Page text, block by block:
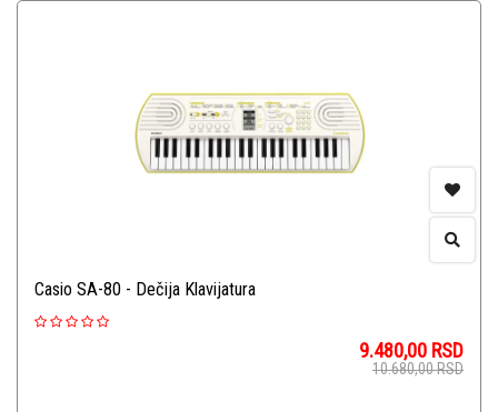
Casio SA-80 - Dečija Klavijatura
9.480,00 RSD
10.680,00RSD